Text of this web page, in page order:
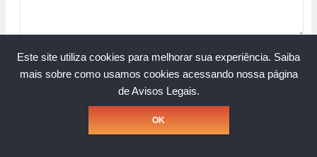
Este site utiliza cookies para melhorar sua experiência. Saiba
mais sobre como usamos cookies acessando nossa página
de Avisos Legais.
OK